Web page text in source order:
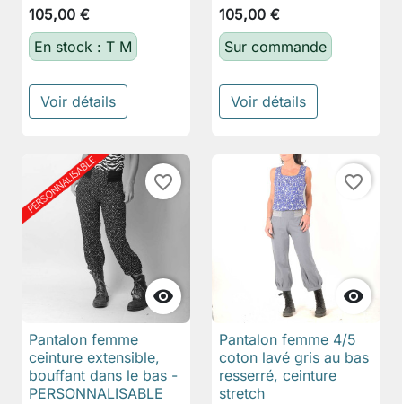
105,00 €
En stock : T M
Voir détails
105,00 €
Sur commande
Voir détails

favorite_border
Pantalon femme
ceinture extensible,
bouffant dans le bas -
PERSONNALISABLE

favorite_border
Pantalon femme 4/5
coton lavé gris au bas
resserré, ceinture
stretch